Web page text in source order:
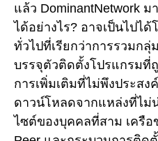
แล้ว DominantNetwork
ได้อย่างไร? อาจเป็นไปไ
ทั่วไปที่เรียกว่าการรวมกลุ่
บรรจุตัวติดตั้งโปรแกรมที่
การเพิ่มเติมที่ไม่พึงประสง
ดาวน์โหลดจากแหล่งที่ไม่
ไซต์ของบุคคลที่สาม เครือ